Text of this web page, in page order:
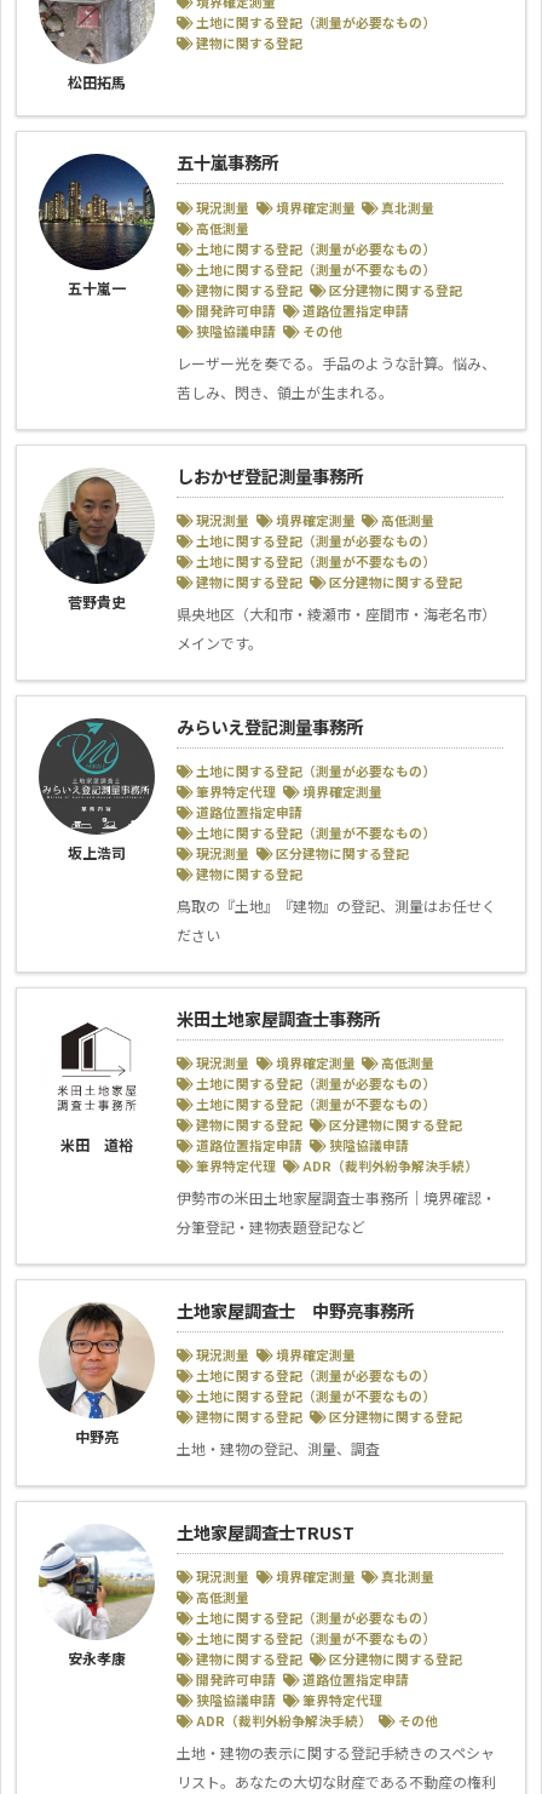
松田拓馬
土地に関する登記（測量が必要なもの）
建物に関する登記
五十嵐一
五十嵐事務所
現況測量 境界確定測量
真北測量
高低測量
土地に関する登記（測量が必要なもの）
土地に関する登記（測量が不要なもの）
建物に関する登記
区分建物に関する登記
開発許可申請
道路位置指定申請
狭隘協議申請
その他
レーザー光を奏でる。手品のような計算。悩み、
苦しみ、閃き、領土が生まれる。
菅野貴史
しおかぜ登記測量事務所
現況測量 境界確定測量
高低測量
土地に関する登記（測量が必要なもの）
土地に関する登記（測量が不要なもの）
建物に関する登記
区分建物に関する登記
県央地区（大和市・綾瀬市・座間市・海老名市）
メインです。
坂上浩司
みらいえ登記測量事務所
土地に関する登記（測量が必要なもの）
筆界特定代理
境界確定測量
道路位置指定申請
土地に関する登記（測量が不要なもの）
現況測量
区分建物に関する登記
建物に関する登記
鳥取の『土地』『建物』の登記、測量はお任せく
ださい
米田 道裕
米田土地家屋調査士事務所
現況測量 境界確定測量
高低測量
土地に関する登記（測量が必要なもの）
土地に関する登記（測量が不要なもの）
建物に関する登記
区分建物に関する登記
道路位置指定申請
狭隘協議申請
筆界特定代理
ADR（裁判外紛争解決手続）
伊勢市の米田土地家屋調査士事務所｜境界確認・
分筆登記・建物表題登記など
中野亮
土地家屋調査士 中野亮事務所
現況測量
境界確定測量
土地に関する登記（測量が必要なもの）
土地に関する登記（測量が不要なもの）
建物に関する登記
区分建物に関する登記
土地・建物の登記、測量、調査
安永孝康
土地家屋調査士TRUST
現況測量 境界確定測量
真北測量
高低測量
土地に関する登記（測量が必要なもの）
土地に関する登記（測量が不要なもの）
建物に関する登記
区分建物に関する登記
開発許可申請
道路位置指定申請
狭隘協議申請
筆界特定代理
ADR（裁判外紛争解決手続）
その他
土地・建物の表示に関する登記手続きのスペシャ
リスト。あなたの大切な財産である不動産の権利